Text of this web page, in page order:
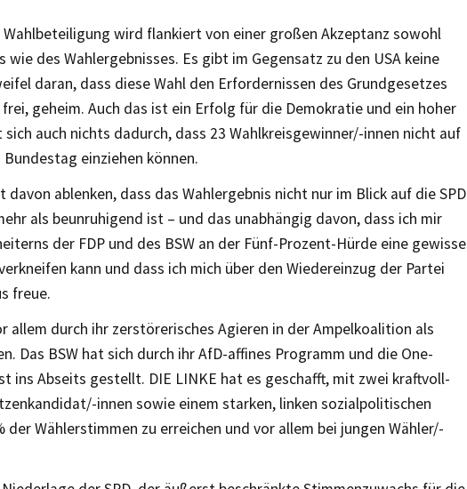
Wahlbeteiligung wird flankiert von einer großen Akzeptanz sowohl
wie des Wahlergebnisses. Es gibt im Gegensatz zu den USA keine
daran, dass diese Wahl den Erfordernissen des Grundgesetzes
geheim. Auch das ist ein Erfolg für die Demokratie und ein hoher
auch nichts dadurch, dass 23 Wahlkreisgewinner/-innen nicht auf
einziehen können.
davon ablenken, dass das Wahlergebnis nicht nur im Blick auf die SPD
als beunruhigend ist – und das unabhängig davon, dass ich mir
der FDP und des BSW an der Fünf-Prozent-Hürde eine gewisse
kann und dass ich mich über den Wiedereinzug der Partei
freue.
allem durch ihr zerstörerisches Agieren in der Ampelkoalition als
Das BSW hat sich durch ihr AfD-affines Programm und die One-
ins Abseits gestellt. DIE LINKE hat es geschafft, mit zwei kraftvoll-
innen sowie einem starken, linken sozialpolitischen
der Wählerstimmen zu erreichen und vor allem bei jungen Wähler/-